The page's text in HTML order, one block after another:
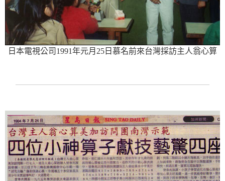
日本電視公司1991年元月25日慕名前來台灣採訪主人翁心算